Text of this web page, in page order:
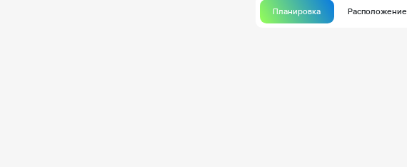
Планировка Расположение